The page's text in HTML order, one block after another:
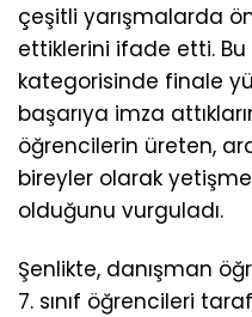
çeşitli yarışmalarda
ettiklerini ifade etti. Bu
kategorisinde finale
başarıya imza
öğrencilerin üreten,
bireyler olarak
olduğunu vurguladı.
Şenlikte, danışman
7. sınıf öğrencileri